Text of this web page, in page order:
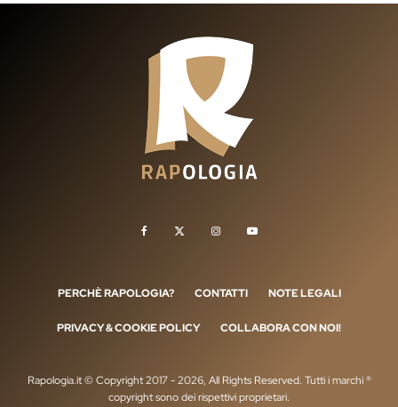
PERCHÈ RAPOLOGIA? CONTATTI NOTE LEGALI
PRIVACY & COOKIE POLICY COLLABORA CON NOI!
Rapologia.it © Copyright 2017 - 2026, All Rights Reserved. Tutti i marchi ®
copyright sono dei rispettivi proprietari.